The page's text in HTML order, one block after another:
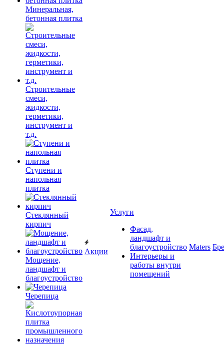
Минеральная,
бетонная плитка
Строительные
смеси,
жидкости,
герметики,
инструмент и
т.д.
Ступени и
напольная
плитка
Cтеклянный
кирпич
Мощение,
ландшафт и
благоустройство
Черепица
Акции
Услуги
Фасад,
ландшафт и
благоустройство
Интерьеры и
работы внутри
помещений
Maters